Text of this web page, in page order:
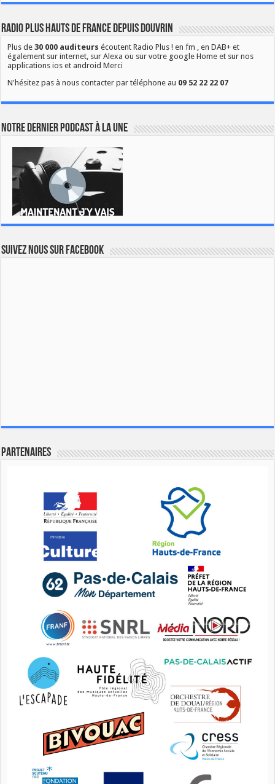
Radio Plus Hauts de France depuis Douvrin
Plus de30 000 auditeurs écoutent Radio Plus ! en fm , en DAB+ et
également sur internet, sur Alexa ou sur votre google Home et sur nos
applications ios et android Merci
N'hésitez pas à nous contacter par téléphone au 09 52 22 22 07
Notre dernier podcast à la une
Suivez nous sur Facebook
Partenaires